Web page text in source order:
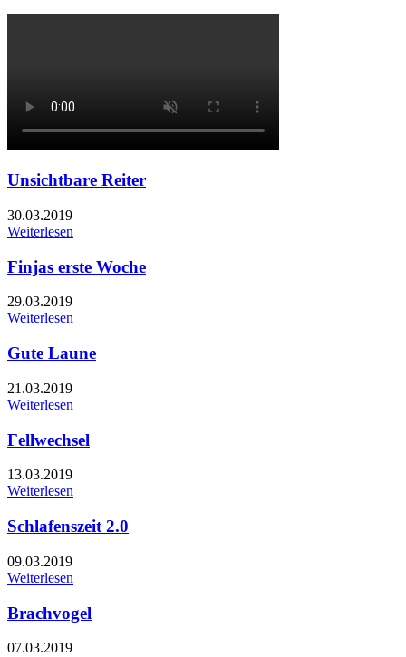
Unsichtbare Reiter
30.03.2019
Weiterlesen
Finjas erste Woche
29.03.2019
Weiterlesen
Gute Laune
21.03.2019
Weiterlesen
Fellwechsel
13.03.2019
Weiterlesen
Schlafenszeit 2.0
09.03.2019
Weiterlesen
Brachvogel
07.03.2019